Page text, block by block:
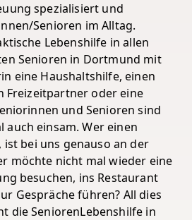
spezialisiert und
Senioren im Alltag.
Lebenshilfe in allen
Senioren in Dortmund mit
eine Haushaltshilfe, einen
Freizeitpartner oder eine
und Senioren sind
auch einsam. Wer einen
bei uns genauso an der
möchte nicht mal wieder eine
besuchen, ins Restaurant
Gespräche führen? All dies
die SeniorenLebenshilfe in